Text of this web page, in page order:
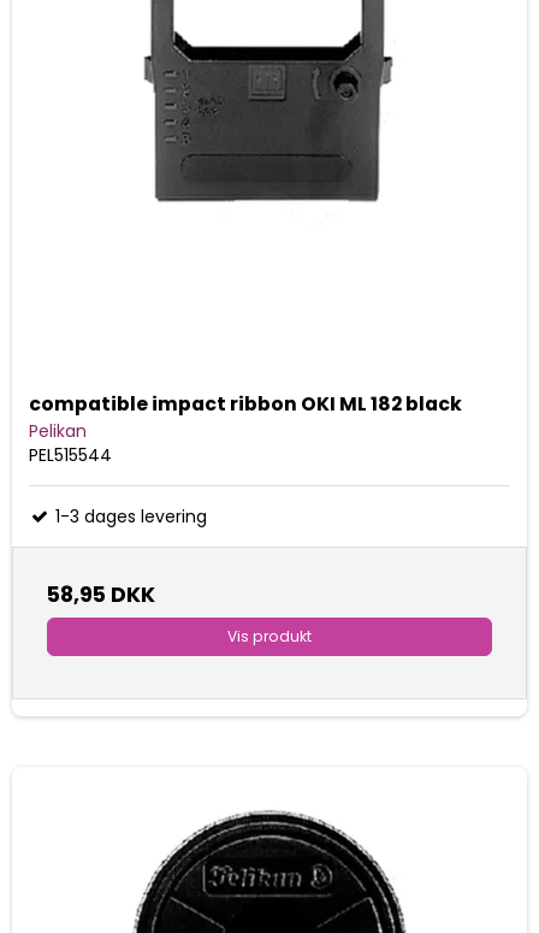
compatible impact ribbon OKI ML 182 black
Pelikan
PEL515544
1-3 dages levering
58,95 DKK
Vis produkt